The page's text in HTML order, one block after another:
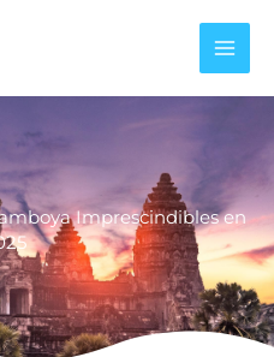
Imprescindibles en